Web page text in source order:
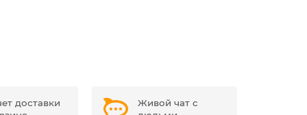
доставки
Живой чат с